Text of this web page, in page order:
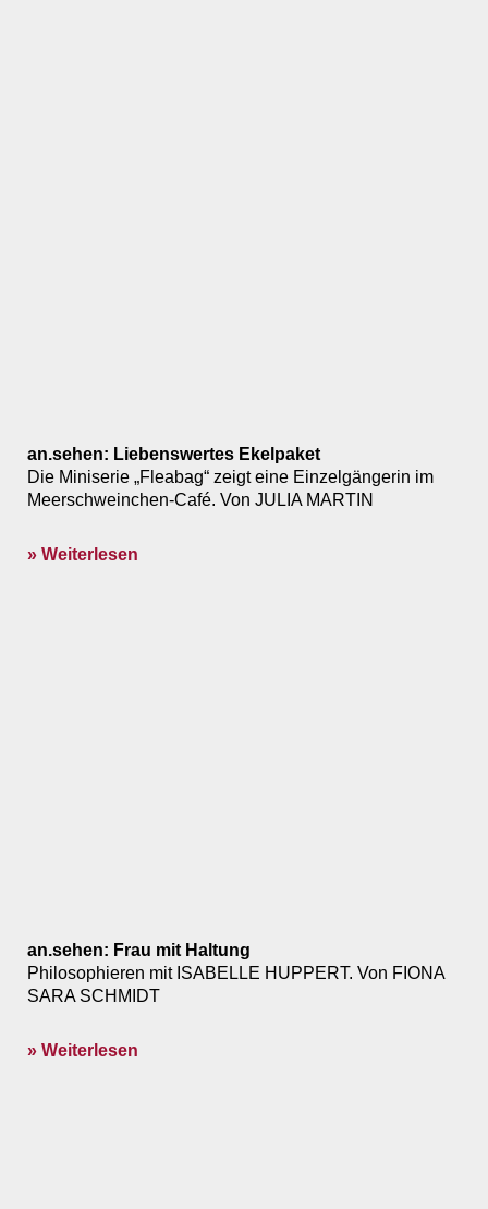
an.sehen: Liebenswertes Ekelpaket
Die Miniserie „Fleabag“ zeigt eine Einzelgängerin im
Meerschweinchen-Café. Von JULIA MARTIN
» Weiterlesen
an.sehen: Frau mit Haltung
Philosophieren mit ISABELLE HUPPERT. Von FIONA
SARA SCHMIDT
» Weiterlesen